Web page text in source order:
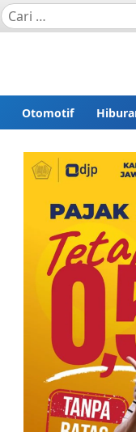
Otomotif